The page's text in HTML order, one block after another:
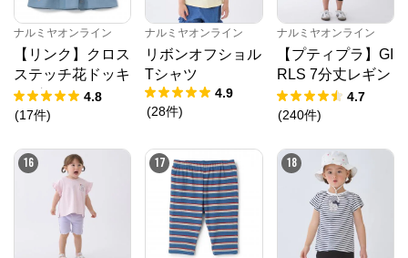
ナルミヤオンライン
【リンク】クロス
ステッチ花ドッキ
ングTシャツ
4.8
(17件)
ナルミヤオンライン
リボンオフショル
Tシャツ
4.9
(28件)
ナルミヤオンライン
【プティプラ】GI
RLS 7分丈レギン
ス
4.7
(240件)
16 17 18